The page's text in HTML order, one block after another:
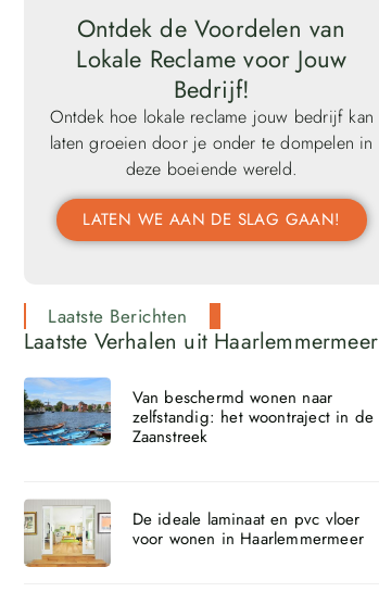
Ontdek de Voordelen van
Lokale Reclame voor Jouw
Bedrijf!
Ontdek hoe lokale reclame jouw bedrijf kan
laten groeien door je onder te dompelen in
deze boeiende wereld.
LATEN WE AAN DE SLAG GAAN!
Laatste Berichten
Laatste Verhalen uit Haarlemmermeer
Van beschermd wonen naar
zelfstandig: het woontraject in de
Zaanstreek
De ideale laminaat en pvc vloer
voor wonen in Haarlemmermeer